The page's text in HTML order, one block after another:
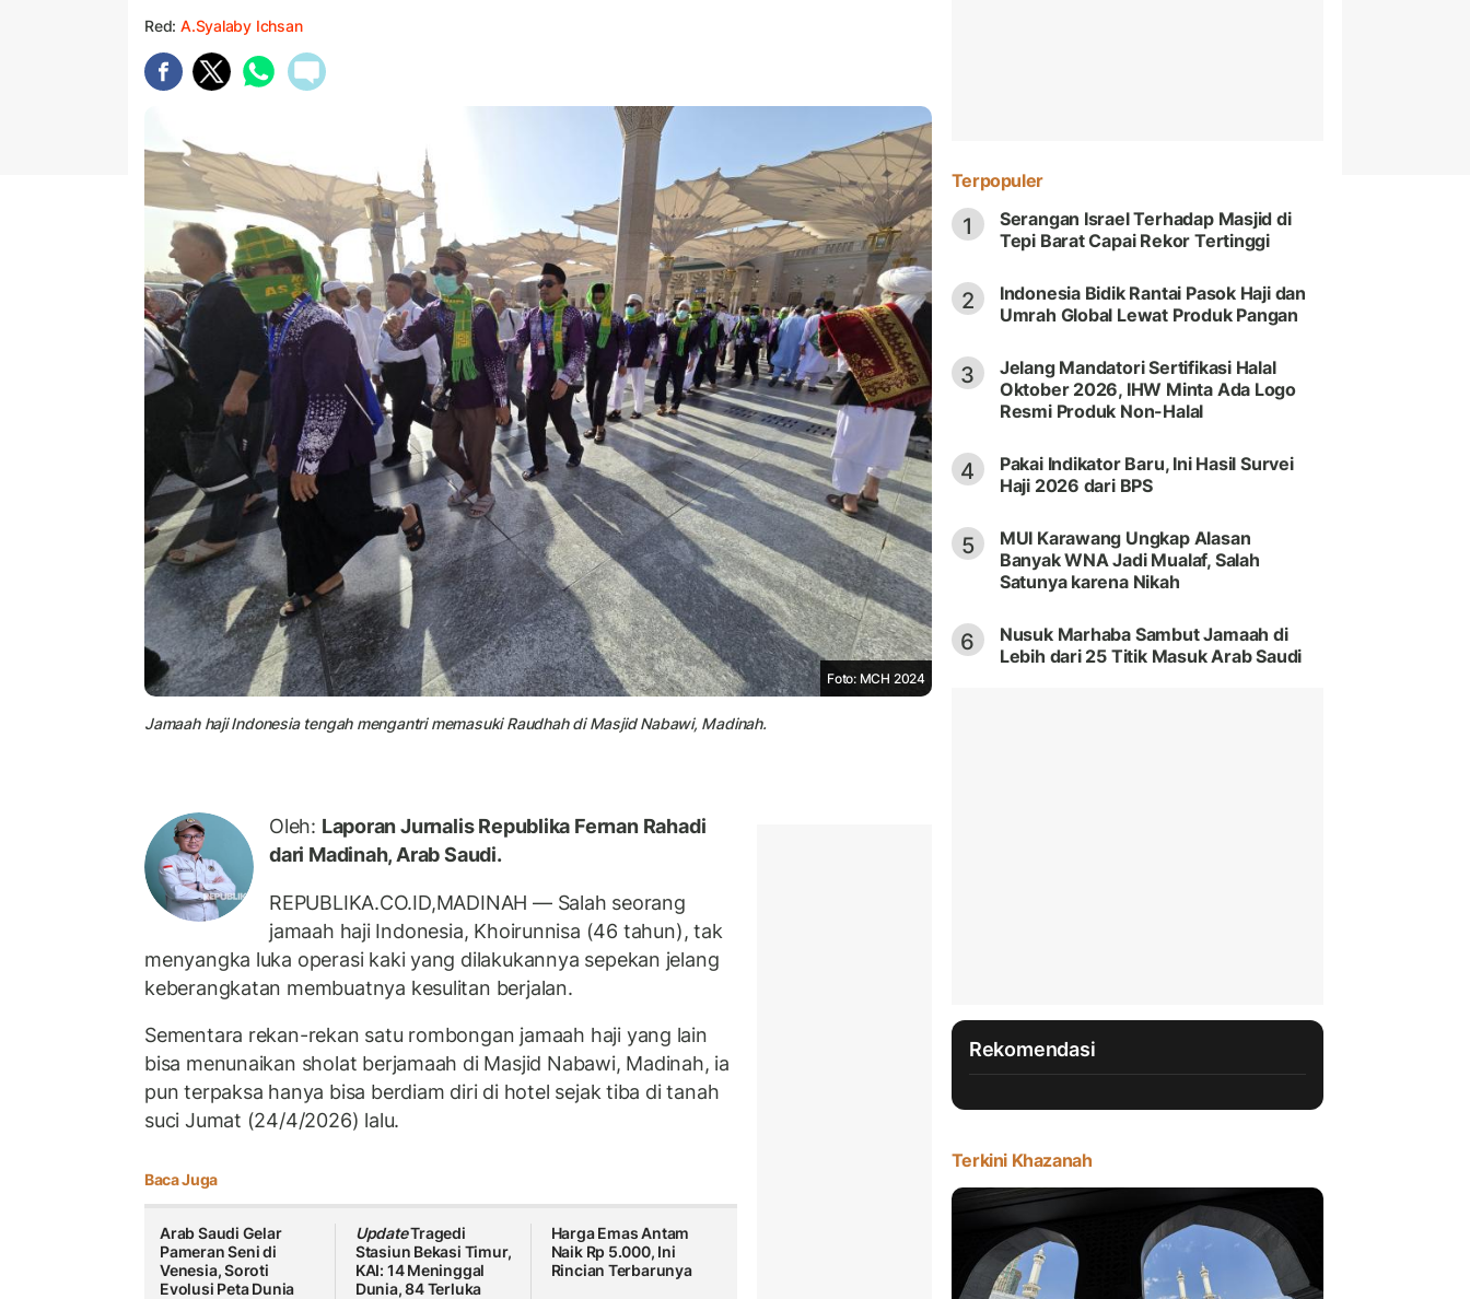
Red: A.Syalaby Ichsan
Foto: MCH 2024
Jamaah haji Indonesia tengah mengantri memasuki Raudhah di Masjid Nabawi, Madinah.
Oleh: Laporan Jurnalis Republika Fernan Rahadi
dari Madinah, Arab Saudi.
REPUBLIKA.CO.ID,MADINAH — Salah seorang
jamaah haji Indonesia, Khoirunnisa (46 tahun), tak
menyangka luka operasi kaki yang dilakukannya sepekan jelang
keberangkatan membuatnya kesulitan berjalan.
Sementara rekan-rekan satu rombongan jamaah haji yang lain
bisa menunaikan sholat berjamaah di Masjid Nabawi, Madinah, ia
pun terpaksa hanya bisa berdiam diri di hotel sejak tiba di tanah
suci Jumat (24/4/2026) lalu.
Baca Juga
Arab Saudi Gelar
Pameran Seni di
Venesia, Soroti
Evolusi Peta Dunia
UpdateTragedi
Stasiun Bekasi Timur,
KAI: 14 Meninggal
Dunia, 84 Terluka
Harga Emas Antam
Naik Rp 5.000, Ini
Rincian Terbarunya
Terpopuler
1
Serangan Israel Terhadap Masjid di
Tepi Barat Capai Rekor Tertinggi
2
Indonesia Bidik Rantai Pasok Haji dan
Umrah Global Lewat Produk Pangan
3
Jelang Mandatori Sertifikasi Halal
Oktober 2026, IHW Minta Ada Logo
Resmi Produk Non-Halal
4
Pakai Indikator Baru, Ini Hasil Survei
Haji 2026 dari BPS
5
MUI Karawang Ungkap Alasan
Banyak WNA Jadi Mualaf, Salah
Satunya karena Nikah
6
Nusuk Marhaba Sambut Jamaah di
Lebih dari 25 Titik Masuk Arab Saudi
Rekomendasi
Terkini Khazanah